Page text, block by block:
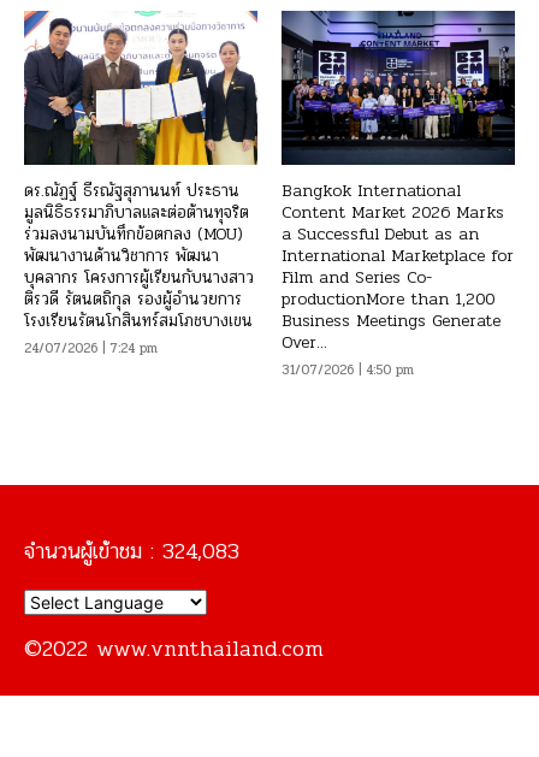
ดร.ณัฏฐ์ ธีรณัฐสุภานนท์ ประธาน
มูลนิธิธรรมาภิบาลและต่อต้านทุจริต
ร่วมลงนามบันทึกข้อตกลง (MOU)
พัฒนางานด้านวิชาการ พัฒนา
บุคลากร โครงการผู้เรียนกับนางสาว
ติรวดี รัตนตถิกุล รองผู้อำนวยการ
โรงเรียนรัตนโกสินทร์สมโภชบางเขน
24/07/2026 | 7:24 pm
Bangkok International
Content Market 2026 Marks
a Successful Debut as an
International Marketplace for
Film and Series Co-
productionMore than 1,200
Business Meetings Generate
Over...
31/07/2026 | 4:50 pm
จำนวนผู้เข้าชม : 324,083
©2022 www.vnnthailand.com